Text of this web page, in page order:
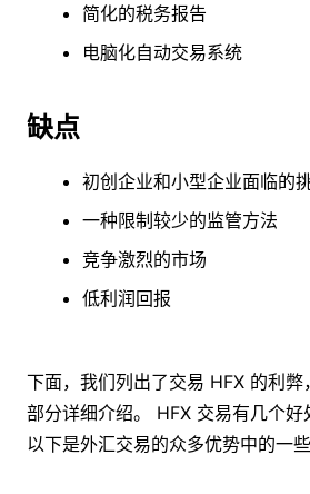
简化的税务报告
电脑化自动交易系统
缺点
初创企业和小型企业面临的
一种限制较少的监管方法
竞争激烈的市场
低利润回报
下面，我们列出了交易 HFX 的利
部分详细介绍。 HFX 交易有几个好
以下是外汇交易的众多优势中的一些